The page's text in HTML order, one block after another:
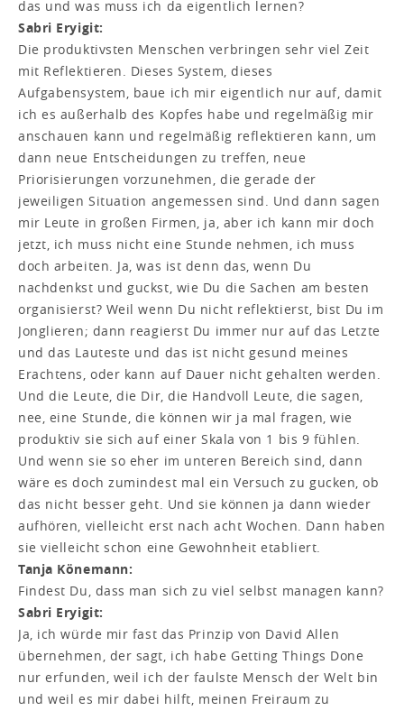
das und was muss ich da eigentlich lernen?
Sabri Eryigit:
Die produktivsten Menschen verbringen sehr viel Zeit
mit Reflektieren. Dieses System, dieses
Aufgabensystem, baue ich mir eigentlich nur auf, damit
ich es außerhalb des Kopfes habe und regelmäßig mir
anschauen kann und regelmäßig reflektieren kann, um
dann neue Entscheidungen zu treffen, neue
Priorisierungen vorzunehmen, die gerade der
jeweiligen Situation angemessen sind. Und dann sagen
mir Leute in großen Firmen, ja, aber ich kann mir doch
jetzt, ich muss nicht eine Stunde nehmen, ich muss
doch arbeiten. Ja, was ist denn das, wenn Du
nachdenkst und guckst, wie Du die Sachen am besten
organisierst? Weil wenn Du nicht reflektierst, bist Du im
Jonglieren; dann reagierst Du immer nur auf das Letzte
und das Lauteste und das ist nicht gesund meines
Erachtens, oder kann auf Dauer nicht gehalten werden.
Und die Leute, die Dir, die Handvoll Leute, die sagen,
nee, eine Stunde, die können wir ja mal fragen, wie
produktiv sie sich auf einer Skala von 1 bis 9 fühlen.
Und wenn sie so eher im unteren Bereich sind, dann
wäre es doch zumindest mal ein Versuch zu gucken, ob
das nicht besser geht. Und sie können ja dann wieder
aufhören, vielleicht erst nach acht Wochen. Dann haben
sie vielleicht schon eine Gewohnheit etabliert.
Tanja Könemann:
Findest Du, dass man sich zu viel selbst managen kann?
Sabri Eryigit:
Ja, ich würde mir fast das Prinzip von David Allen
übernehmen, der sagt, ich habe Getting Things Done
nur erfunden, weil ich der faulste Mensch der Welt bin
und weil es mir dabei hilft, meinen Freiraum zu